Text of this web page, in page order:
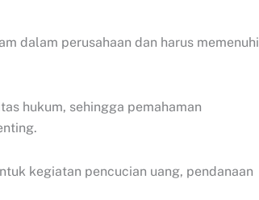
dalam perusahaan dan harus memenuhi
hukum, sehingga pemahaman
kegiatan pencucian uang, pendanaan